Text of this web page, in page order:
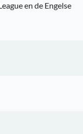
en de Engelse